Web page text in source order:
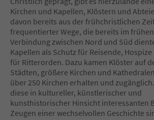
11
12
13
14
15
16
17
18
19
20
21
Kirchen und Kapellen, Klöstern und
davon bereits aus der frühchristlichen
frequentierter Wege, die bereits im
Verbindung zwischen Nord und Süd
Kapellen als Schutz für Reisende,
für Ritterorden. Dazu kamen Klöster auf
Städten, größere Kirchen und
über 250 Kirchen erhalten und
diese in kultureller, künstlerischer und
kunsthistorischer Hinsicht interessanten
Zeugen einer wechselvollen Geschichte